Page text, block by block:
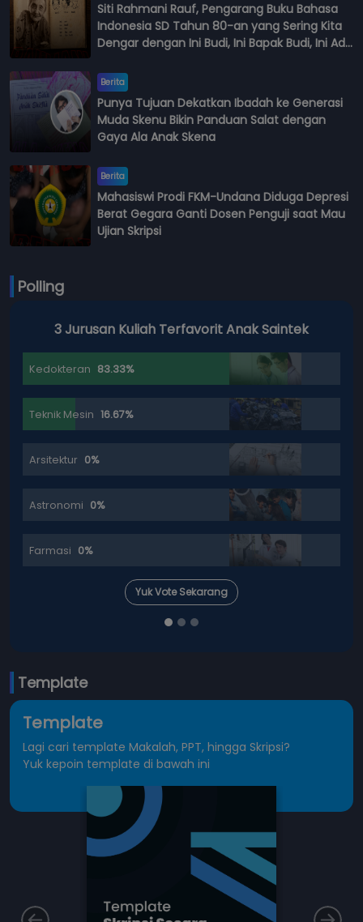
Siti Rahmani Rauf, Pengarang Buku Bahasa
Indonesia SD Tahun 80-an yang Sering Kita
Dengar dengan Ini Budi, Ini Bapak Budi, Ini Adik
Berita
Punya Tujuan Dekatkan Ibadah ke Generasi
Muda Skenu Bikin Panduan Salat dengan
Gaya Ala Anak Skena
Berita
Mahasiswi Prodi FKM-Undana Diduga Depresi
Berat Gegara Ganti Dosen Penguji saat Mau
Ujian Skripsi
Polling
3 Jurusan Kuliah Terfavorit Anak Saintek
Kedokteran 83.33%
Teknik Mesin 16.67%
Arsitektur 0%
Astronomi 0%
Farmasi 0%
Yuk Vote Sekarang
Template
Template
Lagi cari template Makalah, PPT, hingga Skripsi?
Yuk kepoin template di bawah ini